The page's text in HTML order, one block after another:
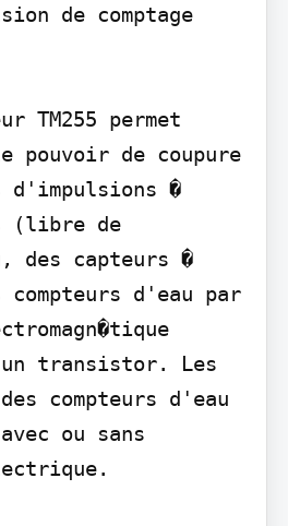
de comptage
TM255 permet
de coupure
d'impulsions �
(libre de
des capteurs �
d'eau par
un transistor. Les
compteurs d'eau
ou sans